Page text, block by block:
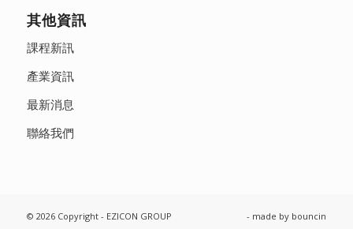
其他資訊
課程新訊
產業資訊
最新消息
聯絡我們
© 2026 Copyright - EZICON GROUP - made by bouncin